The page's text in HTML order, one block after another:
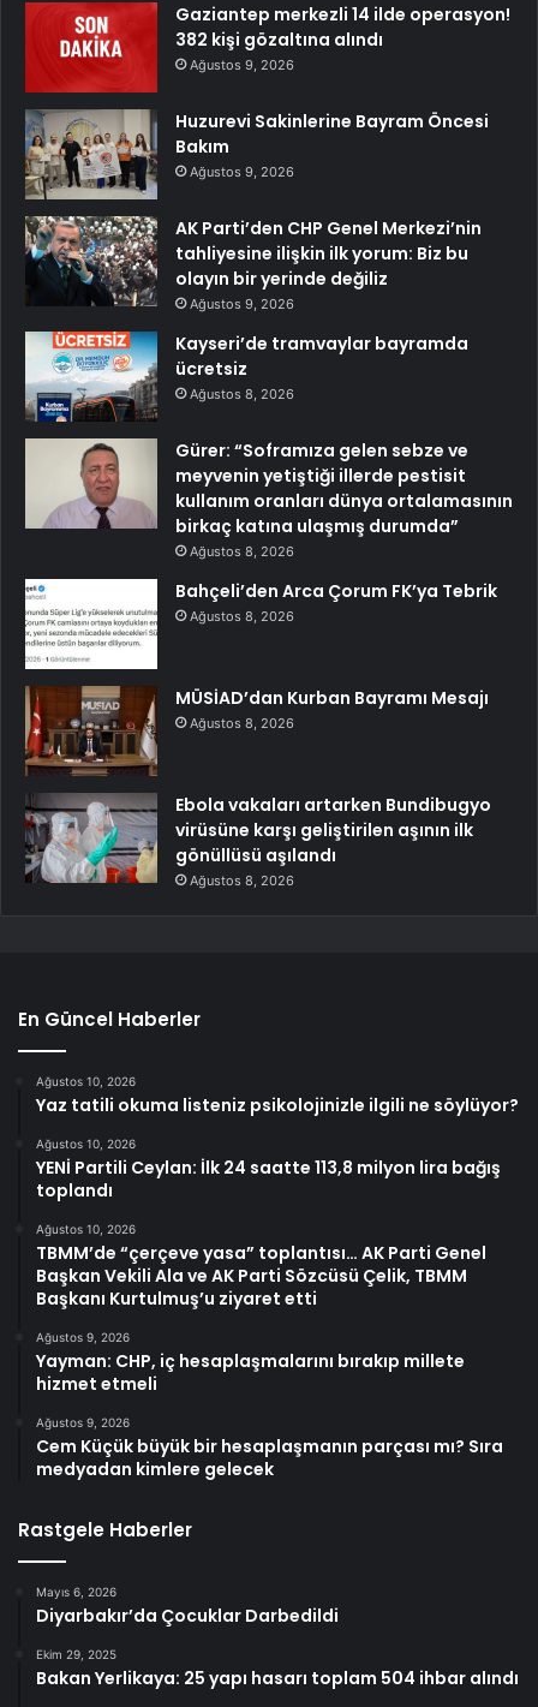
Gaziantep merkezli 14 ilde operasyon!
382 kişi gözaltına alındı
Ağustos 9, 2026
Huzurevi Sakinlerine Bayram Öncesi
Bakım
Ağustos 9, 2026
AK Parti’den CHP Genel Merkezi’nin
tahliyesine ilişkin ilk yorum: Biz bu
olayın bir yerinde değiliz
Ağustos 9, 2026
Kayseri’de tramvaylar bayramda
ücretsiz
Ağustos 8, 2026
Gürer: “Soframıza gelen sebze ve
meyvenin yetiştiği illerde pestisit
kullanım oranları dünya ortalamasının
birkaç katına ulaşmış durumda”
Ağustos 8, 2026
Bahçeli’den Arca Çorum FK’ya Tebrik
Ağustos 8, 2026
MÜSİAD’dan Kurban Bayramı Mesajı
Ağustos 8, 2026
Ebola vakaları artarken Bundibugyo
virüsüne karşı geliştirilen aşının ilk
gönüllüsü aşılandı
Ağustos 8, 2026
En Güncel Haberler
Ağustos 10, 2026
Yaz tatili okuma listeniz psikolojinizle ilgili ne söylüyor?
Ağustos 10, 2026
YENİ Partili Ceylan: İlk 24 saatte 113,8 milyon lira bağış
toplandı
Ağustos 10, 2026
TBMM’de “çerçeve yasa” toplantısı… AK Parti Genel
Başkan Vekili Ala ve AK Parti Sözcüsü Çelik, TBMM
Başkanı Kurtulmuş’u ziyaret etti
Ağustos 9, 2026
Yayman: CHP, iç hesaplaşmalarını bırakıp millete
hizmet etmeli
Ağustos 9, 2026
Cem Küçük büyük bir hesaplaşmanın parçası mı? Sıra
medyadan kimlere gelecek
Rastgele Haberler
Mayıs 6, 2026
Diyarbakır’da Çocuklar Darbedildi
Ekim 29, 2025
Bakan Yerlikaya: 25 yapı hasarı toplam 504 ihbar alındı